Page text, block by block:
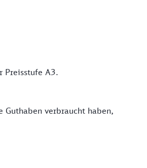
Preisstufe A3.
Guthaben verbraucht haben,